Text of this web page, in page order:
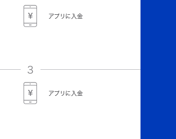
アプリに入金
3
アプリに入金